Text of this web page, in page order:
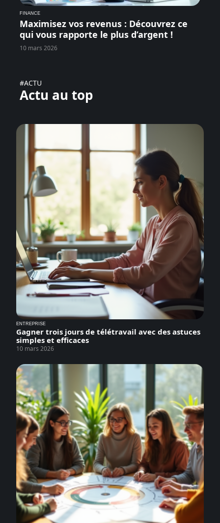
FINANCE
Maximisez vos revenus : Découvrez ce
qui vous rapporte le plus d’argent !
10 mars 2026
#ACTU
Actu au top
ENTREPRISE
Gagner trois jours de télétravail avec des astuces
simples et efficaces
10 mars 2026